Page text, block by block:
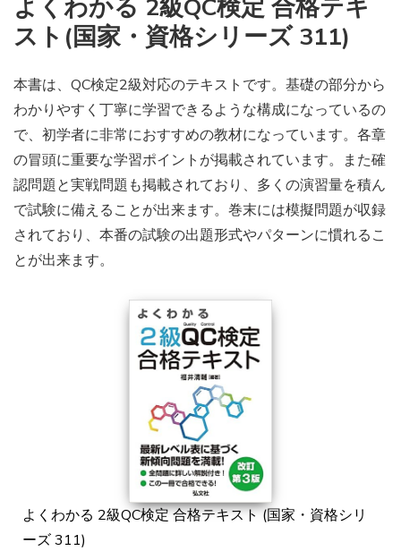
よくわかる 2級QC検定 合格テキ
スト(国家・資格シリーズ 311)
本書は、QC検定2級対応のテキストです。基礎の部分から
わかりやすく丁寧に学習できるような構成になっているの
で、初学者に非常におすすめの教材になっています。各章
の冒頭に重要な学習ポイントが掲載されています。また確
認問題と実戦問題も掲載されており、多くの演習量を積ん
で試験に備えることが出来ます。巻末には模擬問題が収録
されており、本番の試験の出題形式やパターンに慣れるこ
とが出来ます。
よくわかる 2級QC検定 合格テキスト (国家・資格シリ
ーズ 311)